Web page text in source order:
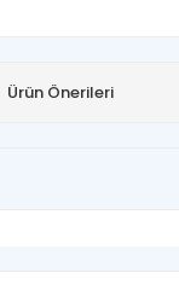
Ürün Önerileri